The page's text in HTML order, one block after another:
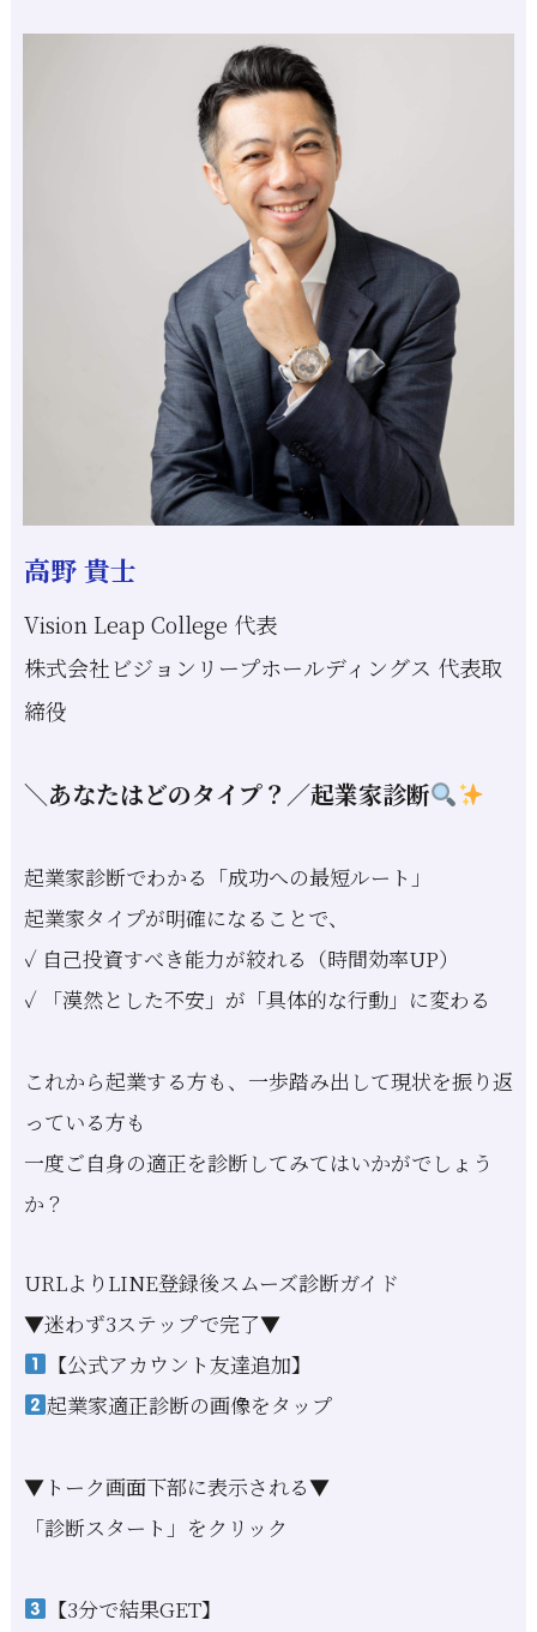
高野 貴士
Vision Leap College 代表
株式会社ビジョンリープホールディングス 代表取
締役
＼あなたはどのタイプ？／起業家診断
起業家診断でわかる「成功への最短ルート」
起業家タイプが明確になることで、
✓ 自己投資すべき能力が絞れる（時間効率UP）
✓ 「漠然とした不安」が「具体的な行動」に変わる
これから起業する方も、一歩踏み出して現状を振り返
っている方も
一度ご自身の適正を診断してみてはいかがでしょう
か？
URLよりLINE登録後スムーズ診断ガイド
▼迷わず3ステップで完了▼
【公式アカウント友達追加】
起業家適正診断の画像をタップ
▼トーク画面下部に表示される▼
「診断スタート」をクリック
【3分で結果GET】